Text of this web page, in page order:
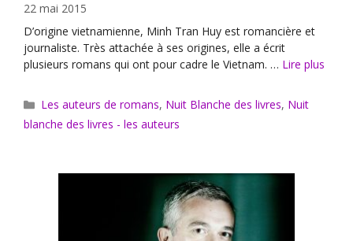
22 mai 2015
D’origine vietnamienne, Minh Tran Huy est romancière et
journaliste. Très attachée à ses origines, elle a écrit
plusieurs romans qui ont pour cadre le Vietnam. … Lire plus
Catégories
Les auteurs de romans, Nuit Blanche des livres, Nuit
blanche des livres - les auteurs